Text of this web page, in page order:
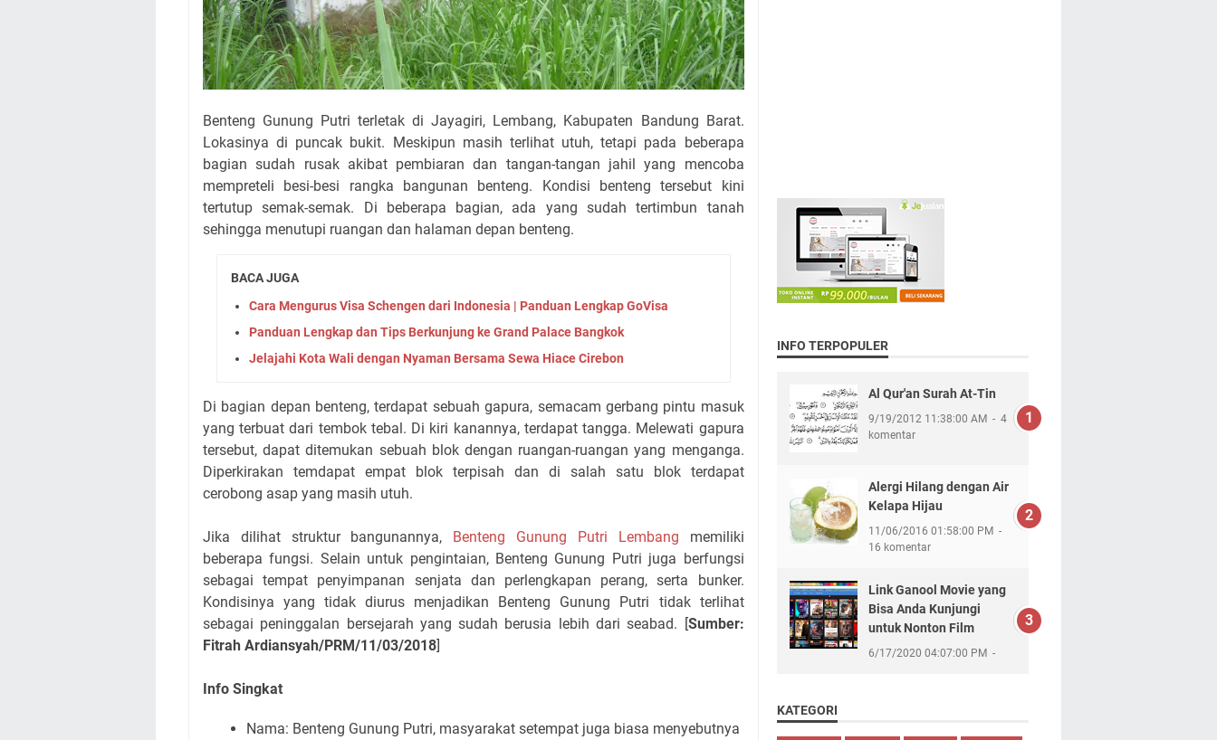
Benteng Gunung Putri terletak di Jayagiri, Lembang, Kabupaten Bandung Barat.
Lokasinya di puncak bukit. Meskipun masih terlihat utuh, tetapi pada beberapa
bagian sudah rusak akibat pembiaran dan tangan-tangan jahil yang mencoba
mempreteli besi-besi rangka bangunan benteng. Kondisi benteng tersebut kini
tertutup semak-semak. Di beberapa bagian, ada yang sudah tertimbun tanah
sehingga menutupi ruangan dan halaman depan benteng.
BACA JUGA
Cara Mengurus Visa Schengen dari Indonesia | Panduan Lengkap GoVisa
Panduan Lengkap dan Tips Berkunjung ke Grand Palace Bangkok
Jelajahi Kota Wali dengan Nyaman Bersama Sewa Hiace Cirebon
Di bagian depan benteng, terdapat sebuah gapura, semacam gerbang pintu masuk
yang terbuat dari tembok tebal. Di kiri kanannya, terdapat tangga. Melewati gapura
tersebut, dapat ditemukan sebuah blok dengan ruangan-ruangan yang menganga.
Diperkirakan temdapat empat blok terpisah dan di salah satu blok terdapat
cerobong asap yang masih utuh.
Jika dilihat struktur bangunannya, Benteng Gunung Putri Lembang memiliki
beberapa fungsi. Selain untuk pengintaian, Benteng Gunung Putri juga berfungsi
sebagai tempat penyimpanan senjata dan perlengkapan perang, serta bunker.
Kondisinya yang tidak diurus menjadikan Benteng Gunung Putri tidak terlihat
sebagai peninggalan bersejarah yang sudah berusia lebih dari seabad. [Sumber:
Fitrah Ardiansyah/PRM/11/03/2018]
Info Singkat
Nama: Benteng Gunung Putri, masyarakat setempat juga biasa menyebutnya
INFO TERPOPULER
Al Qur'an Surah At-Tin
9/19/2012 11:38:00 AM
4
komentar
Alergi Hilang dengan Air
Kelapa Hijau
11/06/2016 01:58:00 PM
16 komentar
Link Ganool Movie yang
Bisa Anda Kunjungi
untuk Nonton Film
6/17/2020 04:07:00 PM
KATEGORI